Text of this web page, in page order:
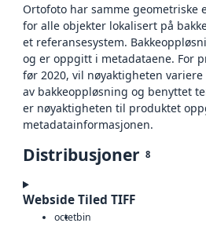
Ortofoto har samme geometriske
for alle objekter lokalisert på
et referansesystem.
og er oppgitt i metadataene. For
før 2020, vil nøyaktigheten
av bakkeoppløsning og benyttet
er nøyaktigheten til produktet
metadatainformasjonen.
Distribusjoner 8
Webside Tiled TIFF
octetbin